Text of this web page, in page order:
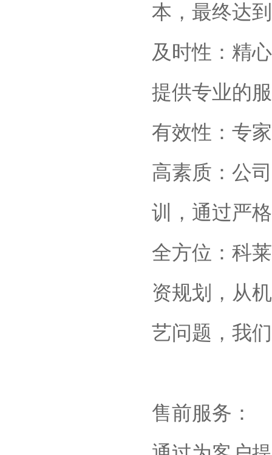
本，最终达
及时性：精
提供专业的
有效性：专
高素质：公
训，通过严
全方位：科
资规划，从
艺问题，我
售前服务：